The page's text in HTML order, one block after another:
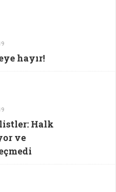
hayır!
Halk
ve